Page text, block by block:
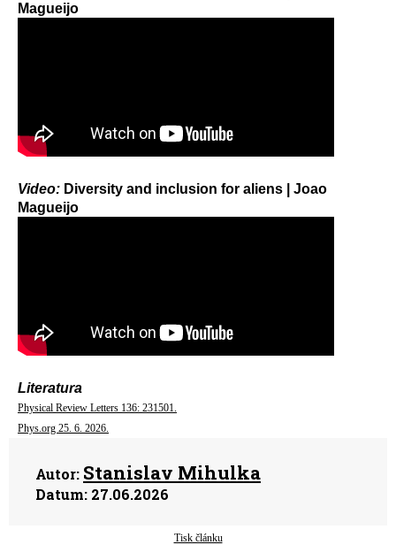
Magueijo
Video: Diversity and inclusion for aliens | Joao
Magueijo
Literatura
Physical Review Letters 136: 231501.
Phys.org 25. 6. 2026.
Autor: Stanislav Mihulka
Datum: 27.06.2026
Tisk článku